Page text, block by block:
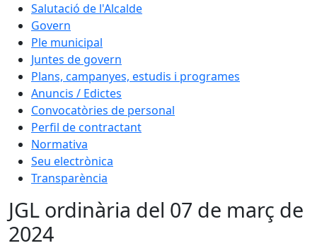
Salutació de l'Alcalde
Govern
Ple municipal
Juntes de govern
Plans, campanyes, estudis i programes
Anuncis / Edictes
Convocatòries de personal
Perfil de contractant
Normativa
Seu electrònica
Transparència
JGL ordinària del 07 de març de
2024